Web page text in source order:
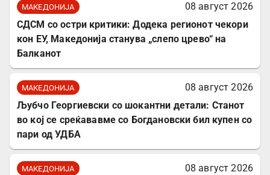
МАКЕДОНИЈА
08 август 2026
СДСМ со остри критики: Додека регионот чекори
кон ЕУ, Македонија станува „слепо црево“ на
Балканот
МАКЕДОНИЈА
08 август 2026
Љубчо Георгиевски со шокантни детали: Станот
во кој се среќававме со Богдановски бил купен со
пари од УДБА
МАКЕДОНИЈА
08 август 2026